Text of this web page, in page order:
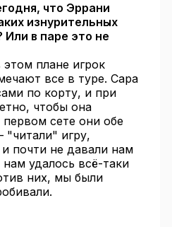
что Эррани
изнурительных
в паре это не
плане игрок
все в туре. Сара
по корту, и при
чтобы она
первом сете они обе
"читали" игру,
почти не давали нам
удалось всё-таки
них, мы были